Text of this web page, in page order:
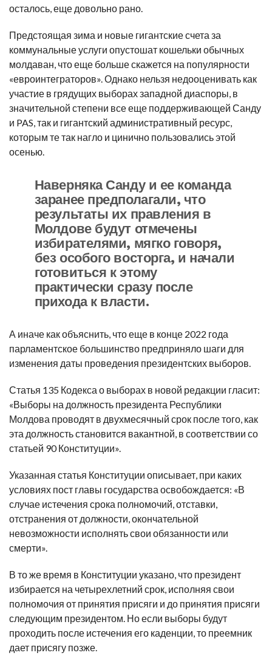
осталось, еще довольно рано.
Предстоящая зима и новые гигантские счета за
коммунальные услуги опустошат кошельки обычных
молдаван, что еще больше скажется на популярности
«евроинтеграторов». Однако нельзя недооценивать как
участие в грядущих выборах западной диаспоры, в
значительной степени все еще поддерживающей Санду
и PAS, так и гигантский административный ресурс,
которым те так нагло и цинично пользовались этой
осенью.
Наверняка Санду и ее команда
заранее предполагали, что
результаты их правления в
Молдове будут отмечены
избирателями, мягко говоря,
без особого восторга, и начали
готовиться к этому
практически сразу после
прихода к власти.
А иначе как объяснить, что еще в конце 2022 года
парламентское большинство предприняло шаги для
изменения даты проведения президентских выборов.
Статья 135 Кодекса о выборах в новой редакции гласит:
«Выборы на должность президента Республики
Молдова проводят в двухмесячный срок после того, как
эта должность становится вакантной, в соответствии со
статьей 90 Конституции».
Указанная статья Конституции описывает, при каких
условиях пост главы государства освобождается: «В
случае истечения срока полномочий, отставки,
отстранения от должности, окончательной
невозможности исполнять свои обязанности или
смерти».
В то же время в Конституции указано, что президент
избирается на четырехлетний срок, исполняя свои
полномочия от принятия присяги и до принятия присяги
следующим президентом. Но если выборы будут
проходить после истечения его каденции, то преемник
дает присягу позже.